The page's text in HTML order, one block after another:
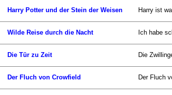
Harry Potter und der Stein der Weisen Harry ist
Wilde Reise durch die Nacht Ich habe
Die Tür zu Zeit Die
Der Fluch von Crowfield Der Fluch